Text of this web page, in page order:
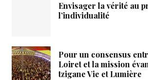
Envisager la vérité au
l’individualité
Pour un consensus
Loiret et la mission
tzigane Vie et Lumière